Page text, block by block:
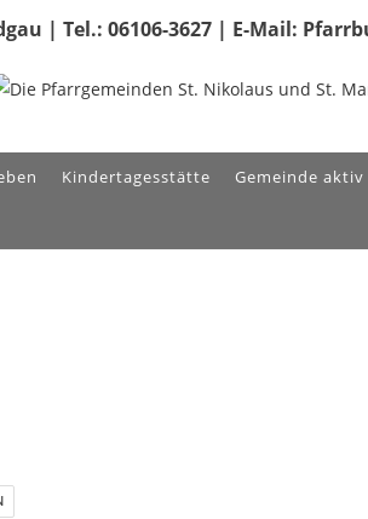
| Tel.: 06106-3627 | E-Mail:
Kindertagesstätte Gemeinde aktiv